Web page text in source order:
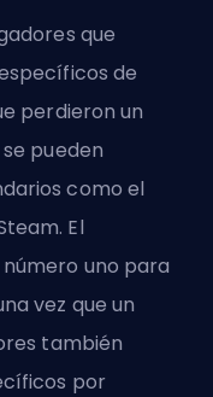
que
de
perdieron un
pueden
como el
El
uno para
vez que un
también
por